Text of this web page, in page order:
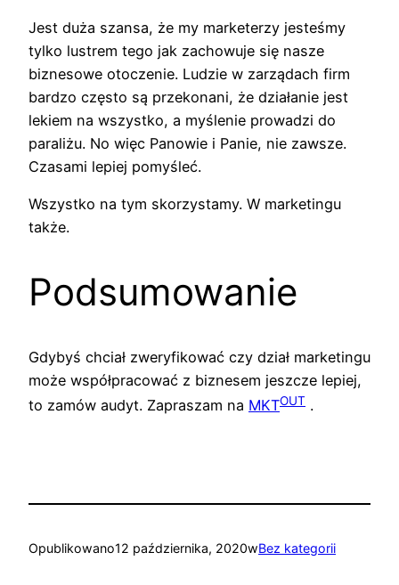
Jest duża szansa, że my marketerzy jesteśmy
tylko lustrem tego jak zachowuje się nasze
biznesowe otoczenie. Ludzie w zarządach firm
bardzo często są przekonani, że działanie jest
lekiem na wszystko, a myślenie prowadzi do
paraliżu. No więc Panowie i Panie, nie zawsze.
Czasami lepiej pomyśleć.
Wszystko na tym skorzystamy. W marketingu
także.
Podsumowanie
Gdybyś chciał zweryfikować czy dział marketingu
może współpracować z biznesem jeszcze lepiej,
to zamów audyt. Zapraszam na MKTOUT .
Opublikowano12 października, 2020wBez kategorii